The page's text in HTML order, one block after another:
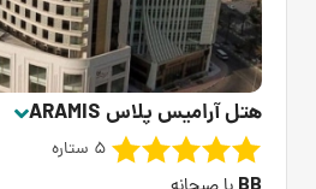
هتل آرامیس پلاس ARAMIS
5 ستاره